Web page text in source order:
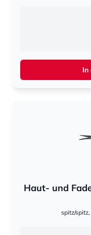
In
Haut- und
spitz/